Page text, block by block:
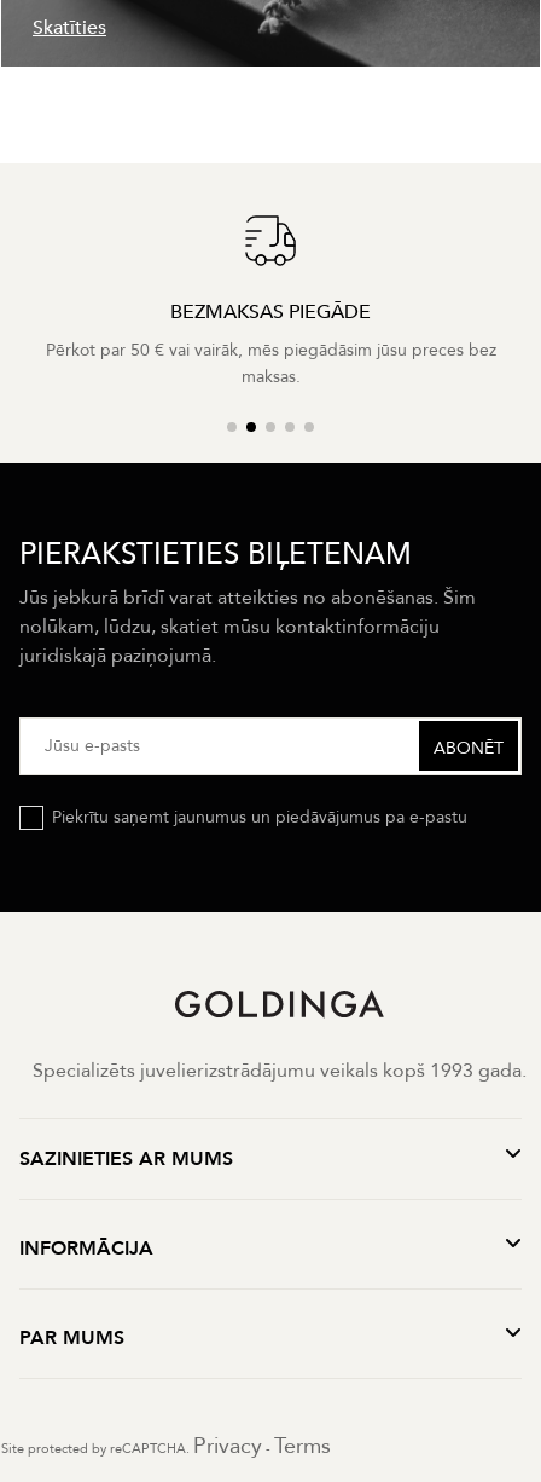
Skatīties
BEZMAKSAS PIEGĀDE
Pērkot par 50 € vai vairāk, mēs piegādāsim jūsu preces bez
maksas.
PIERAKSTIETIES BIĻETENAM
Jūs jebkurā brīdī varat atteikties no abonēšanas. Šim
nolūkam, lūdzu, skatiet mūsu kontaktinformāciju
juridiskajā paziņojumā.
Piekrītu saņemt jaunumus un piedāvājumus pa e-pastu
Specializēts juvelierizstrādājumu veikals kopš 1993 gada.
SAZINIETIES AR MUMS
INFORMĀCIJA
PAR MUMS
Site protected by reCAPTCHA. Privacy - Terms